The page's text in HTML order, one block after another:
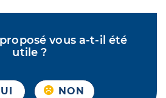
vous a-t-il été
utile ?
NON